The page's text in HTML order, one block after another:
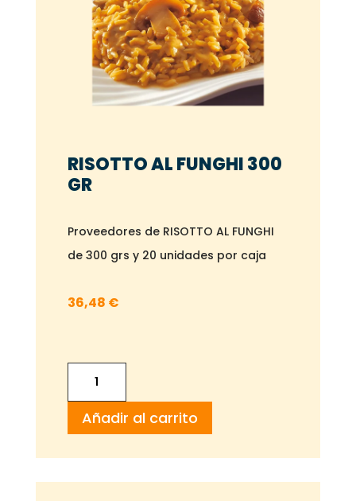
RISOTTO AL FUNGHI 300
GR
Proveedores de RISOTTO AL FUNGHI
de 300 grs y 20 unidades por caja
36,48 €
RISOTTO
AL
FUNGHI
Añadir al carrito